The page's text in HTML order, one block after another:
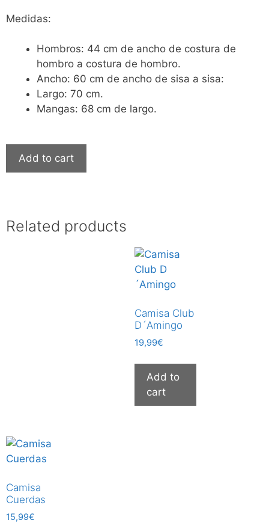
Medidas:
Hombros: 44 cm de ancho de costura de
hombro a costura de hombro.
Ancho: 60 cm de ancho de sisa a sisa:
Largo: 70 cm.
Mangas: 68 cm de largo.
Add to cart
Related products
Camisa Club
D´Amingo
19,99€
Add to
cart
Camisa
Cuerdas
15,99€